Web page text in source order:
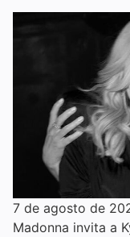
7 de agosto de
Madonna invita a